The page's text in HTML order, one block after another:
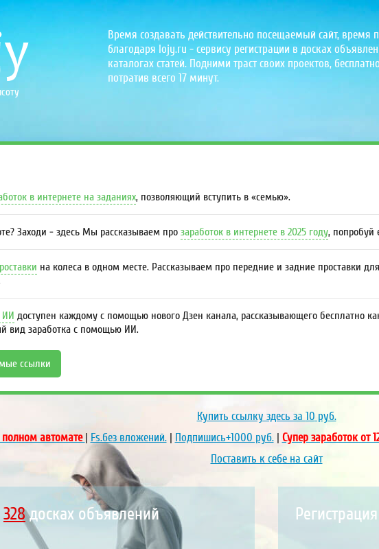
Время создавать действительно посещаемый сайт, время
благодаря lojy.ru - сервису регистрации в досках
каталогах статей. Подними траст своих проектов,
потратив всего 17 минут.
в интернете на заданиях, позволяющий вступить в «семью».
Заходи - здесь Мы рассказываем прозаработок в интернете в 2025 году, попробуй
на колеса в одном месте. Рассказываем про передние и задние проставки
ИИ доступен каждому с помощью нового Дзен канала, рассказывающего бесплатно
вид заработка с помощью ИИ.
ссылки
Купить ссылку здесь за 10 руб.
автомате| Fs.без вложений.| Подпишись+1000 руб.| Супер заработок от
Поставить к себе на сайт
399досках объявлений